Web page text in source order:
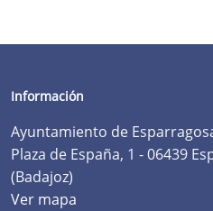
Información
Ayuntamiento de
Plaza de España, 1 - 06439
(Badajoz)
Ver mapa